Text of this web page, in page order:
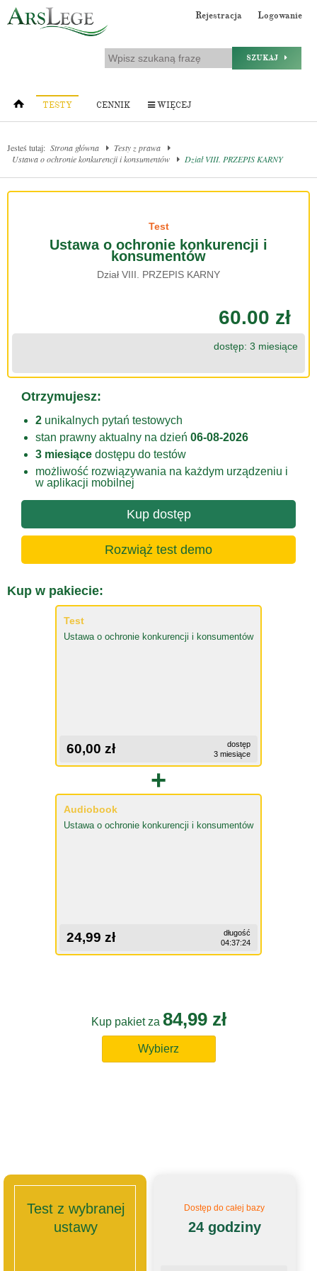
Rejestracja Logowanie
SZUKAJ
TESTY CENNIK WIĘCEJ
Jesteś tutaj: Strona główna
Testy z prawa
Ustawa o ochronie konkurencji i konsumentów
Dział VIII. PRZEPIS KARNY
Test
Ustawa o ochronie konkurencji i
konsumentów
Dział VIII. PRZEPIS KARNY
60.00 zł
dostęp: 3 miesiące
Otrzymujesz:
2 unikalnych pytań testowych
stan prawny aktualny na dzień 06-08-2026
3 miesiące dostępu do testów
możliwość rozwiązywania na każdym urządzeniu i
w aplikacji mobilnej
Kup dostęp
Rozwiąż test demo
Kup w pakiecie:
Test
Ustawa o ochronie konkurencji i konsumentów
60,00 zł
dostęp
3 miesiące
+
Audiobook
Ustawa o ochronie konkurencji i konsumentów
24,99 zł
długość
04:37:24
Kup pakiet za 84,99 zł
Wybierz
Test z wybranej
ustawy
Dostęp do całej bazy
24 godziny